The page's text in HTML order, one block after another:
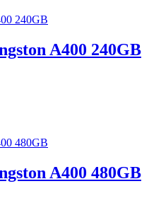
A400 240GB
A400 480GB